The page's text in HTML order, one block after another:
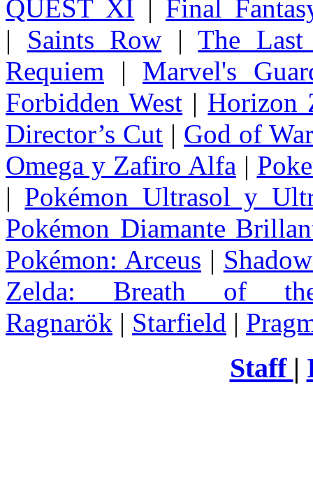
QUEST XI | Final
| Saints Row |The
Requiem | Marvel's
Forbidden West | Horizon
Director’s Cut | God of
Omega y Zafiro Alfa |
| Pokémon Ultrasol y
Pokémon Diamante
Pokémon: Arceus |
Zelda: Breath of
Ragnarök | Starfield |
Staff |